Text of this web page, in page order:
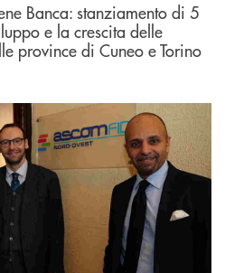
Banca: stanziamento di 5
e la crescita delle
province di Cuneo e Torino